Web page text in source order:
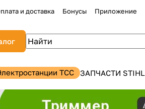
и доставка Бонусы Приложение
TCC ЗАПЧАСТИ STIHL